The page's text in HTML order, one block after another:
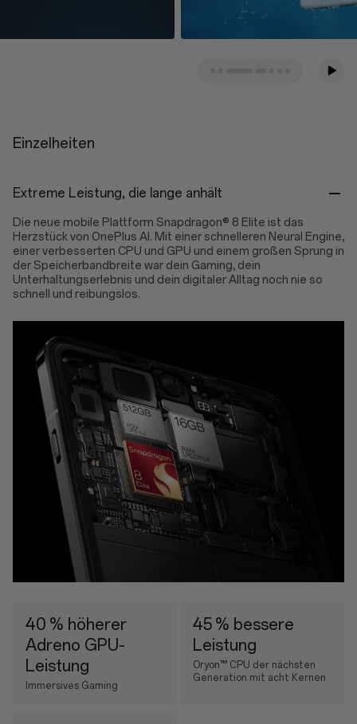
Einzelheiten
Extreme Leistung, die lange anhält
Die neue mobile Plattform Snapdragon® 8 Elite ist das
Herzstück von OnePlus AI. Mit einer schnelleren Neural Engine,
einer verbesserten CPU und GPU und einem großen Sprung in
der Speicherbandbreite war dein Gaming, dein
Unterhaltungserlebnis und dein digitaler Alltag noch nie so
schnell und reibungslos.
40 % höherer
Adreno GPU-
Leistung
Immersives Gaming
45 % bessere
Leistung
Oryon™ CPU der nächsten
Generation mit acht Kernen